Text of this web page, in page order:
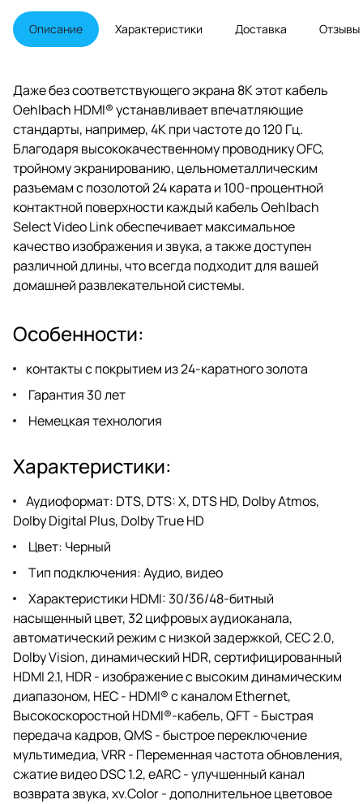
к получению изображений с
разрешением 7 680 x 4320
пикселей - в четыре раза более
глубиной резкости, чем вы уже
привыкли к 4K - UHD.
Описание Характеристики Доставка Отзывы
Даже без соответствующего экрана 8K этот кабель
Oehlbach HDMI® устанавливает впечатляющие
стандарты, например, 4K при частоте до 120 Гц.
Благодаря высококачественному проводнику OFC,
тройному экранированию, цельнометаллическим
разъемам с позолотой 24 карата и 100-процентной
контактной поверхности каждый кабель Oehlbach
Select Video Link обеспечивает максимальное
качество изображения и звука, а также доступен
различной длины, что всегда подходит для вашей
домашней развлекательной системы.
Особенности:
контакты с покрытием из 24-каратного золота
Гарантия 30 лет
Немецкая технология
Характеристики:
Аудиоформат: DTS, DTS: X, DTS HD, Dolby Atmos,
Dolby Digital Plus, Dolby True HD
Цвет: Черный
Тип подключения: Аудио, видео
Характеристики HDMI: 30/36/48-битный
насыщенный цвет, 32 цифровых аудиоканала,
автоматический режим с низкой задержкой, CEC 2.0,
Dolby Vision, динамический HDR, сертифицированный
HDMI 2.1, HDR - изображение с высоким динамическим
диапазоном, HEC - HDMI® с каналом Ethernet,
Высокоскоростной HDMI®-кабель, QFT - Быстрая
передача кадров, QMS - быстрое переключение
мультимедиа, VRR - Переменная частота обновления,
сжатие видео DSC 1.2, eARC - улучшенный канал
возврата звука, xv.Color - дополнительное цветовое